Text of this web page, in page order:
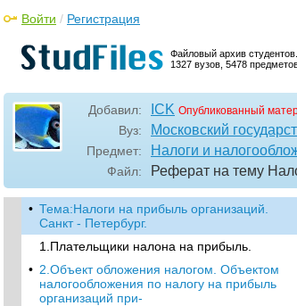
Файловый архив студентов.
1327 вузов, 5478
Войти / Регистрация
Добавил: ICK Опубликованный
Вуз: Московский
Предмет: Налоги и
Файл: Реферат на тему
• Тема:Налоги на прибыль организаций.
Санкт - Петербург.
1.Плательщики налона на прибыль.
• 2.Объект обложения налогом. Объектом
налогообложения по налогу на прибыль
организаций при-